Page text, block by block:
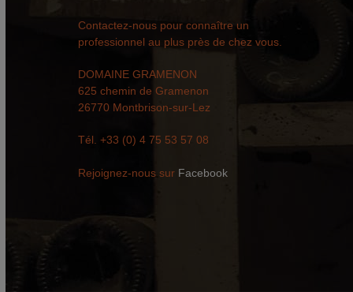
Contactez-nous pour connaître un
professionnel au plus près de chez vous.
DOMAINE GRAMENON
625 chemin de Gramenon
26770 Montbrison-sur-Lez
Tél. +33 (0) 4 75 53 57 08
Rejoignez-nous sur Facebook